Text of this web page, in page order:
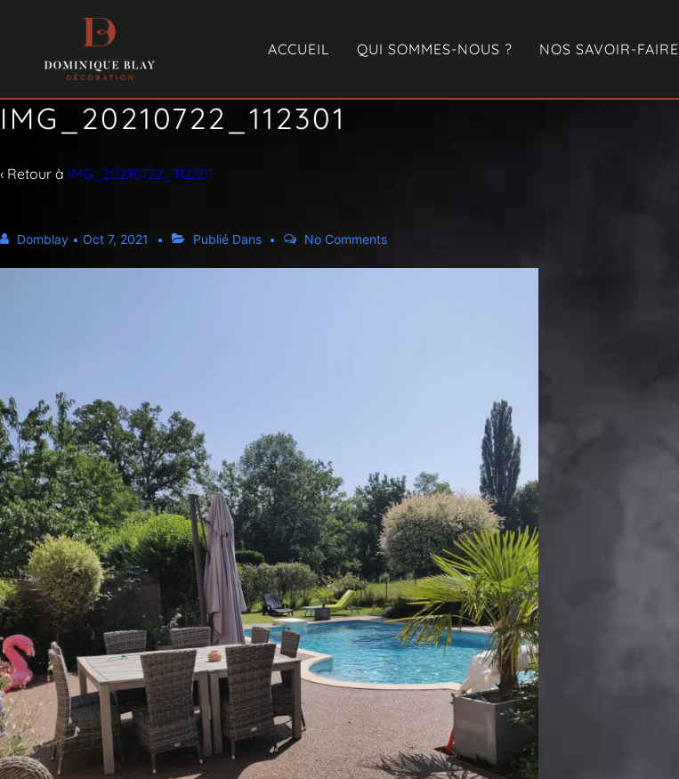
ACCUEIL QUI SOMMES-NOUS ? NOS SAVOIR-FAIRE
IMG_20210722_112301
‹ Retour à IMG_20210722_112301
Domblay • Oct 7, 2021 Publié Dans No Comments